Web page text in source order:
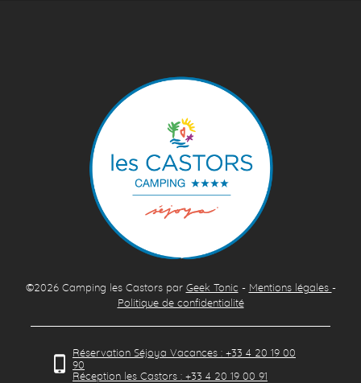
©2026 Camping les Castorspar Geek Tonic - Mentions légales -
Politique de confidentialité
Réservation Séjoya Vacances : +33 4 20 19 00
90
Réception les Castors : +33 4 20 19 00 91